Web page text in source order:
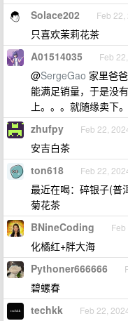
Solace202 Feb 22,
只喜欢茉莉花茶
A01514035 Feb
@SergeGao 家里爸
能满足销量，于是没
上。。。就随缘卖下
zhufpy Feb 22,
安吉白茶
ton618 Feb 22,
最近在喝：碎银子(普
菊花茶
BNineCoding
化橘红+胖大海
Pythoner666666
碧螺春
techkk Feb 22,